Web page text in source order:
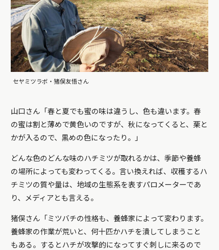
セヤミツラボ・猪俣友悟さん
山口さん「春と夏でも蜜の味は違うし、色も違います。春
の蜜は割と薄めで黄色いのですが、秋になってくると、栗と
かが入るので、黒めの色になったり。」
どんな色のどんな味のハチミツが取れるかは、季節や養蜂
の場所によっても変わってくる。言い換えれば、収穫するハ
チミツの質や量は、地域の生態系を表すパロメーターであ
り、メディアとも言える。
猪俣さん「ミツバチの性格も、養蜂家によって変わります。
養蜂家の作業が荒いと、何十匹かハチを潰してしまうこと
もある。するとハチが攻撃的になってすぐ刺しに来るので